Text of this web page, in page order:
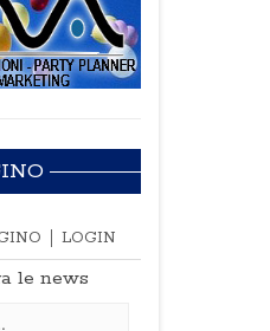
LOGIN
le news